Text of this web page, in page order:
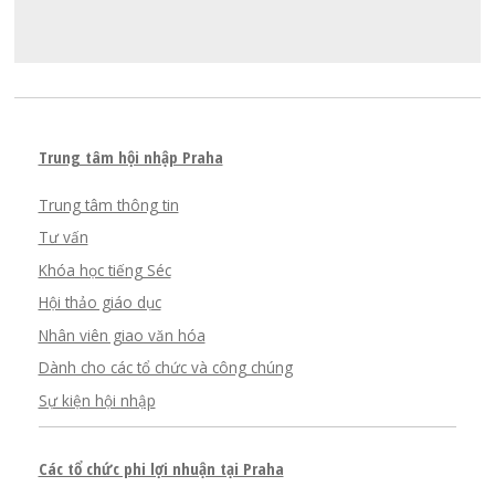
Trung tâm hội nhập Praha
Trung tâm thông tin
Tư vấn
Khóa học tiếng Séc
Hội thảo giáo dục
Nhân viên giao văn hóa
Dành cho các tổ chức và công chúng
Sự kiện hội nhập
Các tổ chức phi lợi nhuận tại Praha